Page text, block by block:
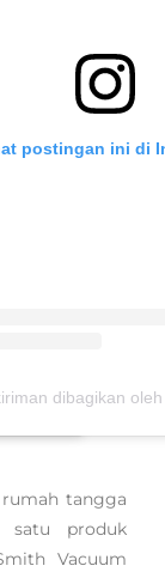
Sebuah kiriman dibagikan oleh Tyas Mirasih (@tyasmirasih)
postingan ini di
tangga
satu produk
Vacuum